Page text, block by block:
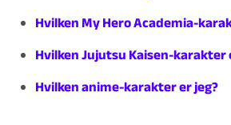
Hvilken My Hero Academia-
Hvilken Jujutsu Kaisen-karakter
Hvilken anime-karakter er jeg?